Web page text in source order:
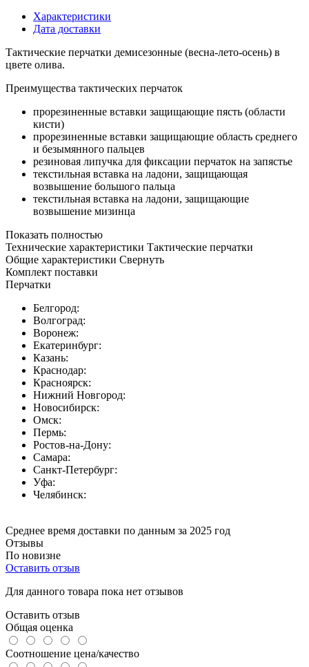
Характеристики
Дата доставки
Тактические перчатки демисезонные (весна-лето-осень) в
цвете олива.
Преимущества тактических перчаток
прорезиненные вставки защищающие пясть (области
кисти)
прорезиненные вставки защищающие область среднего
и безымянного пальцев
резиновая липучка для фиксации перчаток на запястье
текстильная вставка на ладони, защищающая
возвышение большого пальца
текстильная вставка на ладони, защищающие
возвышение мизинца
Показать полностью
Технические характеристики Тактические перчатки
Общие характеристики Свернуть
Комплект поставки
Перчатки
Белгород:
Волгоград:
Воронеж:
Екатеринбург:
Казань:
Краснодар:
Красноярск:
Нижний Новгород:
Новосибирск:
Омск:
Пермь:
Ростов-на-Дону:
Самара:
Санкт-Петербург:
Уфа:
Челябинск:
Среднее время доставки по данным за 2025 год
Отзывы
По новизне
Оставить отзыв
Для данного товара пока нет отзывов
Оставить отзыв
Общая оценка
Соотношение цена/качество